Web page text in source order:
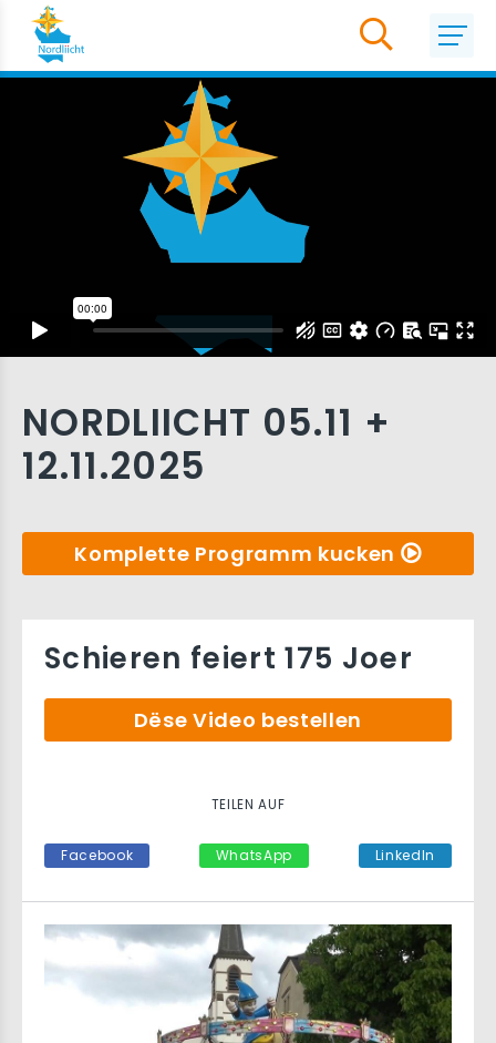
NORDLIICHT 05.11 +
12.11.2025
Komplette Programm kucken
Schieren feiert 175 Joer
Dëse Video bestellen
TEILEN AUF
Facebook WhatsApp LinkedIn